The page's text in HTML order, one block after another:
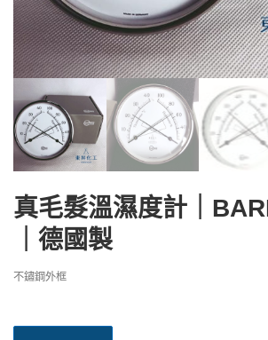
真毛髮溫濕度計｜
｜德國製
不鏽鋼外框